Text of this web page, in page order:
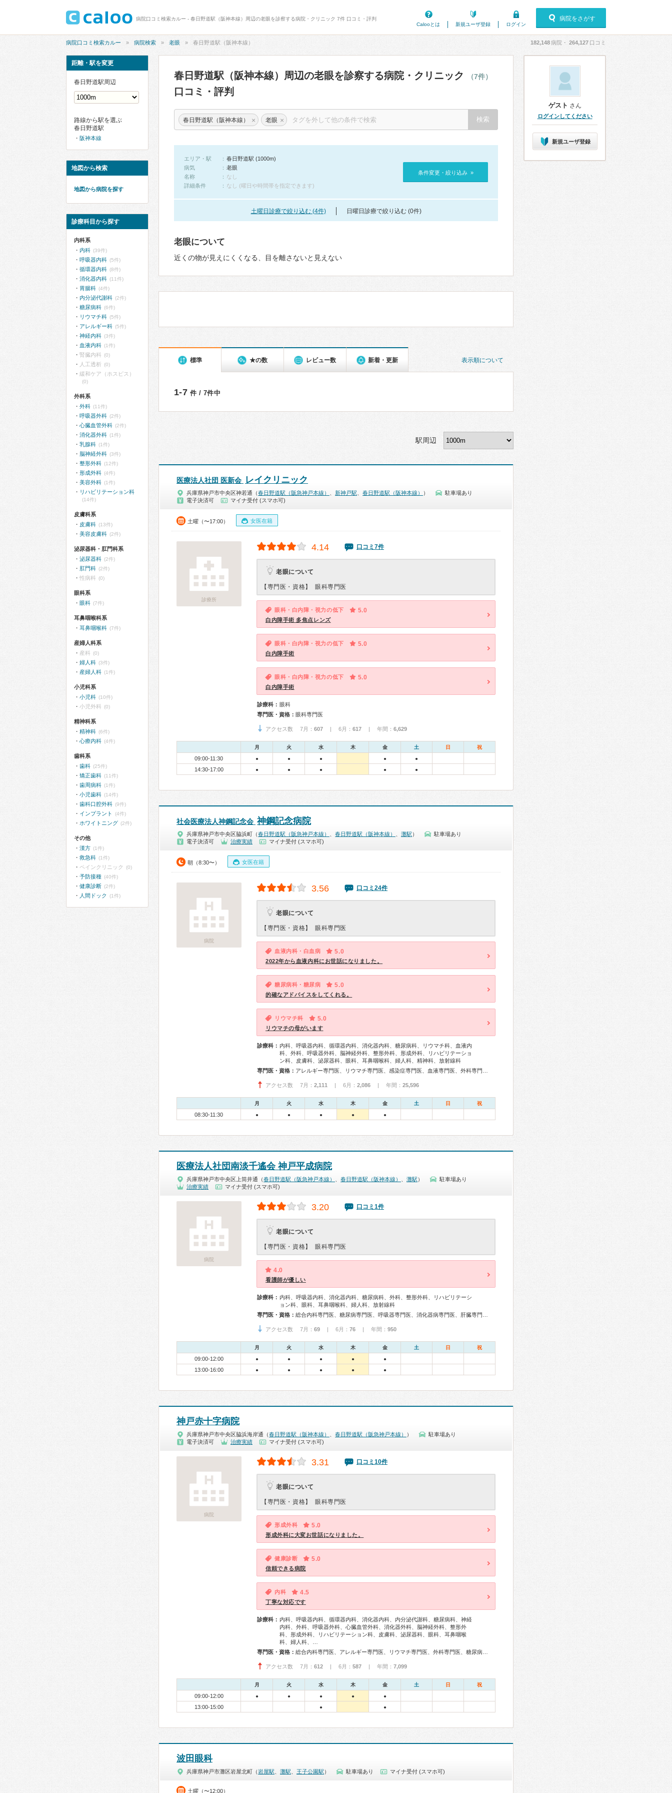
病院口コミ検索カルー - 春日野道駅（阪神本線）周辺の老眼を診察する病院・クリニック 7件 口コミ・評判
Calooとは
新規ユーザ登録 ログイン
病院をさがす
病院口コミ検索カルー 病院検索 老眼 春日野道駅（阪神本線） 182,148病院・ 264,127 口コミ
春日野道駅（阪神本線）周辺の老眼を診察する病院・クリニック （7件）
口コミ・評判
春日野道駅（阪神本線） × 老眼 ×
エリア・駅
春日野道駅 (1000m)
病気
老眼
名称
なし
詳細条件
なし (曜日や時間帯を指定できます)
条件変更・絞り込み »
土曜日診療で絞り込む (4件) 日曜日診療で絞り込む (0件)
老眼について
近くの物が見えにくくなる、目を離さないと見えない
表示順について
標準 ★の数 レビュー数 新着・更新
1-7 件 / 7件中
駅周辺
医療法人社団 医新会 レイクリニック
兵庫県神戸市中央区神若通（春日野道駅（阪急神戸本線） 新神戸駅 春日野道駅（阪神本線） ）
駐車場あり
電子決済可
マイナ受付 (スマホ可)
土曜（〜17:00） 女医在籍
診療所
4.14 口コミ7件
老眼について
【専門医・資格】 眼科専門医
眼科・白内障・視力の低下 5.0
白内障手術 多焦点レンズ
眼科・白内障・視力の低下 5.0
白内障手術
眼科・白内障・視力の低下 5.0
白内障手術
診療科： 眼科
専門医・資格： 眼科専門医
アクセス数 7月： 607 | 6月： 617 | 年間： 6,629
月 火 水 木 金 土 日 祝
09:00-11:30 ● ● ● ● ●
14:30-17:00 ● ● ● ● ●
社会医療法人神鋼記念会 神鋼記念病院
兵庫県神戸市中央区脇浜町（春日野道駅（阪急神戸本線） 春日野道駅（阪神本線） 灘駅 ）
駐車場あり
電子決済可
治療実績 マイナ受付 (スマホ可)
朝（8:30〜） 女医在籍
病院
3.56 口コミ24件
老眼について
【専門医・資格】 眼科専門医
血液内科・白血病 5.0
2022年から血液内科にお世話になりました。
糖尿病科・糖尿病 5.0
的確なアドバイスをしてくれる。
リウマチ科 5.0
リウマチの母がいます
診療科： 内科、呼吸器内科、循環器内科、消化器内科、糖尿病科、リウマチ科、血液内
科、外科、呼吸器外科、脳神経外科、整形外科、形成外科、リハビリテーショ
ン科、皮膚科、泌尿器科、眼科、耳鼻咽喉科、婦人科、精神科、放射線科
専門医・資格：
アクセス数 7月： 2,111 | 6月： 2,086 | 年間： 25,596
月 火 水 木 金 土 日 祝
08:30-11:30 ● ● ● ● ●
医療法人社団南淡千遙会 神戸平成病院
兵庫県神戸市中央区上筒井通（春日野道駅（阪急神戸本線） 春日野道駅（阪神本線） 灘駅 ）
駐車場あり
治療実績
マイナ受付 (スマホ可)
病院
3.20 口コミ1件
老眼について
【専門医・資格】 眼科専門医
4.0
看護師が優しい
診療科： 内科、呼吸器内科、消化器内科、糖尿病科、外科、整形外科、リハビリテーシ
ョン科、眼科、耳鼻咽喉科、婦人科、放射線科
専門医・資格：
アクセス数 7月： 69 | 6月： 76 | 年間： 950
月 火 水 木 金 土 日 祝
09:00-12:00 ● ● ● ● ●
13:00-16:00 ● ● ● ● ●
神戸赤十字病院
兵庫県神戸市中央区脇浜海岸通（春日野道駅（阪神本線） 春日野道駅（阪急神戸本線） ）
駐車場あり
電子決済可
治療実績 マイナ受付 (スマホ可)
病院
3.31 口コミ10件
老眼について
【専門医・資格】 眼科専門医
形成外科 5.0
形成外科に大変お世話になりました。
健康診断 5.0
信頼できる病院
内科 4.5
丁寧な対応です
診療科： 内科、呼吸器内科、循環器内科、消化器内科、内分泌代謝科、糖尿病科、神経
内科、外科、呼吸器外科、心臓血管外科、消化器外科、脳神経外科、整形外
科、形成外科、リハビリテーション科、皮膚科、泌尿器科、眼科、耳鼻咽喉
科、婦人科、…
専門医・資格：
アクセス数 7月： 612 | 6月： 587 | 年間： 7,099
月 火 水 木 金 土 日 祝
09:00-12:00 ● ● ● ● ●
13:00-15:00 ● ●
波田眼科
兵庫県神戸市灘区岩屋北町（岩屋駅 灘駅 王子公園駅 ） 駐車場あり マイナ受付 (スマホ可)
土曜（〜12:00）
距離・駅を変更
春日野道駅周辺
路線から駅を選ぶ
春日野道駅
阪神本線
地図から検索
地図から病院を探す
診療科目から探す
内科系
内科 (39件)
呼吸器内科 (5件)
循環器内科 (8件)
消化器内科 (11件)
胃腸科 (4件)
内分泌代謝科 (2件)
糖尿病科 (6件)
リウマチ科 (5件)
アレルギー科 (5件)
神経内科 (3件)
血液内科 (1件)
腎臓内科 (0)
人工透析 (0)
緩和ケア（ホスピス）
(0)
外科系
外科 (11件)
呼吸器外科 (2件)
心臓血管外科 (2件)
消化器外科 (1件)
乳腺科 (1件)
脳神経外科 (3件)
整形外科 (12件)
形成外科 (4件)
美容外科 (1件)
リハビリテーション科
(14件)
皮膚科系
皮膚科 (13件)
美容皮膚科 (2件)
泌尿器科・肛門科系
泌尿器科 (2件)
肛門科 (2件)
性病科 (0)
眼科系
眼科 (7件)
耳鼻咽喉科系
耳鼻咽喉科 (7件)
産婦人科系
産科 (0)
婦人科 (3件)
産婦人科 (1件)
小児科系
小児科 (10件)
小児外科 (0)
精神科系
精神科 (6件)
心療内科 (4件)
歯科系
歯科 (25件)
矯正歯科 (11件)
歯周病科 (1件)
小児歯科 (14件)
歯科口腔外科 (9件)
インプラント (4件)
ホワイトニング (2件)
その他
漢方 (1件)
救急科 (1件)
ペインクリニック (0)
予防接種 (40件)
健康診断 (2件)
人間ドック (1件)
ゲスト さん
ログインしてください
新規ユーザ登録